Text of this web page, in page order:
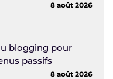
8 août 2026
blogging pour
passifs
8 août 2026